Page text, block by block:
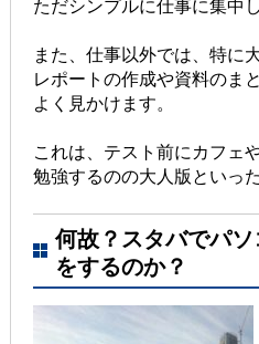
ただシンプルに仕事に集中
また、仕事以外では、特に
レポートの作成や資料のま
よく見かけます。
これは、テスト前にカフェ
勉強するのの大人版といっ
何故？スタバでパ
をするのか？